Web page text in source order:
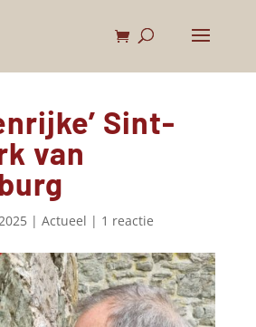
Sint-
van
| Actueel | 1 reactie